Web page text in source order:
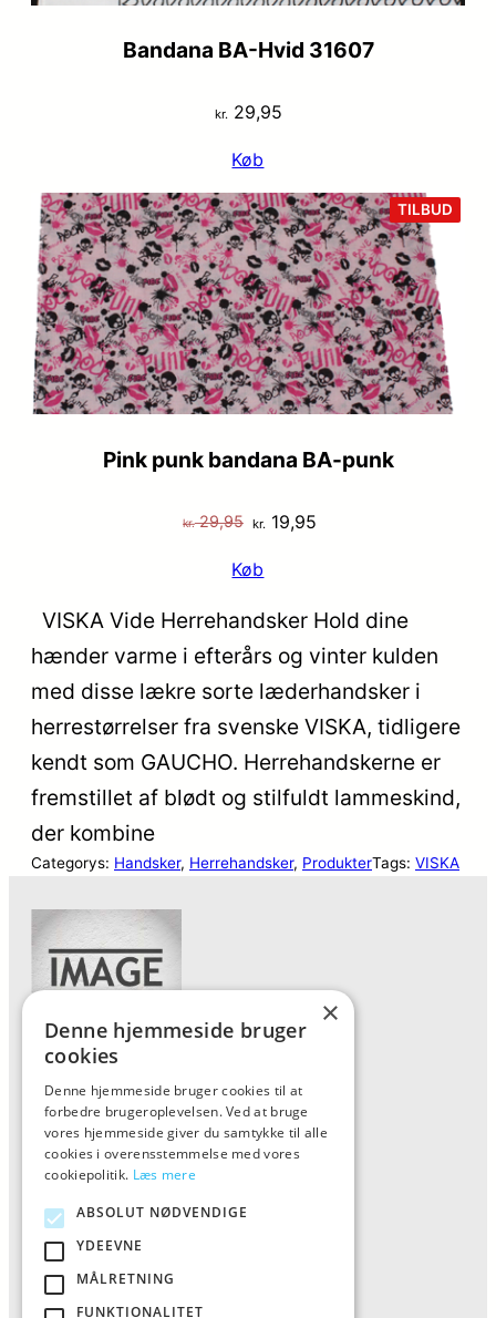
Bandana BA-Hvid 31607
kr.29,95
Køb
TILBUD
PÅ
Pink punk bandana BA-punk
kr.29,95 Den
pris
var:
kr. 19,95
er:
Køb
VISKA Vide Herrehandsker Hold dine
hænder varme i efterårs og vinter kulden
med disse lækre sorte læderhandsker i
herrestørrelser fra svenske VISKA, tidligere
kendt som GAUCHO. Herrehandskerne er
fremstillet af blødt og stilfuldt lammeskind,
der kombine
Categorys: Handsker, Herrehandsker, ProdukterTags: VISKA
Forside
Vis alle produkter
Kontakt
ALFA
×
Denne hjemmeside bruger
cookies
Denne hjemmeside bruger cookies til at
forbedre brugeroplevelsen. Ved at bruge
vores hjemmeside giver du samtykke til alle
cookies i overensstemmelse med vores
cookiepolitik. Læs mere
ABSOLUT NØDVENDIGE
YDEEVNE
MÅLRETNING
FUNKTIONALITET